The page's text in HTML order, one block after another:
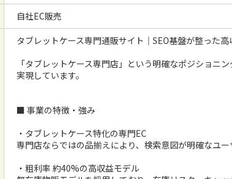
自社EC販売
タブレットケース専門通販サイト｜SEO基盤が整った高
「タブレットケース専門店」という明確なポジショニ
実現しています。
■ 事業の特徴・強み
・タブレットケース特化の専門EC
専門店ならではの品揃えにより、検索意図が明確なユ
・粗利率 約40%の高収益モデル